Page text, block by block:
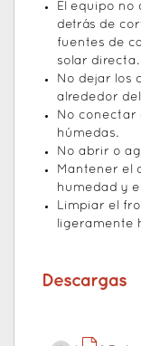
El equipo no
detrás de
fuentes de
solar directa.
No dejar los
alrededor
No conectar
húmedas.
No abrir o
Mantener el
humedad y
Limpiar el
ligeramente
Descargas